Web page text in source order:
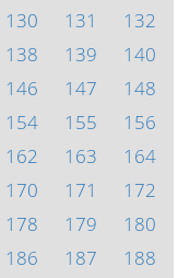
130 131
132
138 139
140
146 147
148
154 155
156
162 163
164
170 171
172
178 179
180
186 187
188